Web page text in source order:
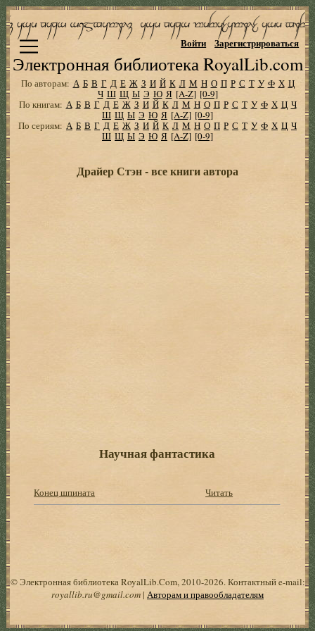
Электронная библиотека RoyalLib.com
Войти Зарегистрироваться
По авторам: А Б В Г Д Е Ж З И Й К Л М Н О П Р С Т У Ф Х Ц
Ч Ш Щ Ы Э Ю Я [A-Z] [0-9]
По книгам: А Б В Г Д Е Ж З И Й К Л М Н О П Р С Т У Ф Х Ц Ч
Ш Щ Ы Э Ю Я [A-Z] [0-9]
По сериям: А Б В Г Д Е Ж З И Й К Л М Н О П Р С Т У Ф Х Ц Ч
Ш Щ Ы Э Ю Я [A-Z] [0-9]
Драйер Стэн - все книги автора
Научная фантастика
Конец шпината Читать
© Электронная библиотека RoyalLib.Com, 2010-2026. Контактный e-mail:
royallib.ru@gmail.com| Авторам и правообладателям